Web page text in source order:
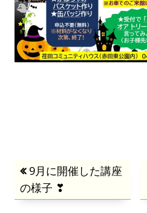
投
稿
前
の
記
9月に開催した講座
の様子 ❣